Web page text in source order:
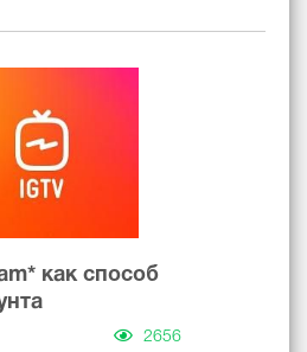
как способ
2656